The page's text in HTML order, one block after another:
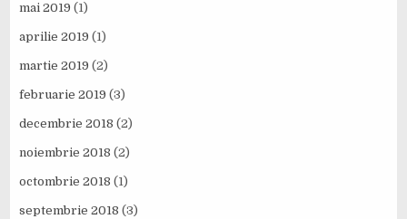
mai 2019 (1)
aprilie 2019 (1)
martie 2019 (2)
februarie 2019 (3)
decembrie 2018 (2)
noiembrie 2018 (2)
octombrie 2018 (1)
septembrie 2018 (3)